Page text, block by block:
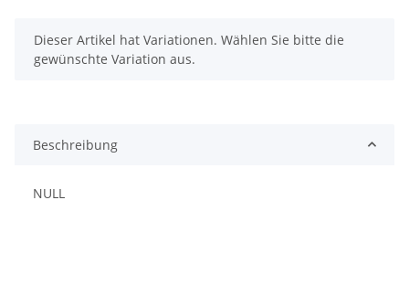
x
Dieser Artikel hat Variationen. Wählen Sie bitte die
gewünschte Variation aus.
Beschreibung
NULL